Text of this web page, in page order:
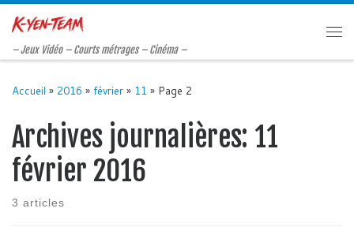
Passer au contenu
– Jeux Vidéo – Courts métrages – Cinéma –
Accueil » 2016 » février » 11 » Page 2
Archives journalières: 11
février 2016
3 articles